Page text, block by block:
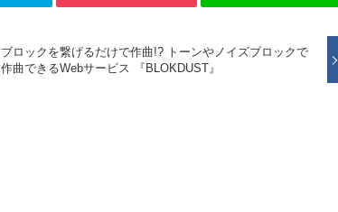
ブロックを繋げるだけで作曲!? トーンやノイズブロックで
作曲できるWebサービス 『BLOKDUST』